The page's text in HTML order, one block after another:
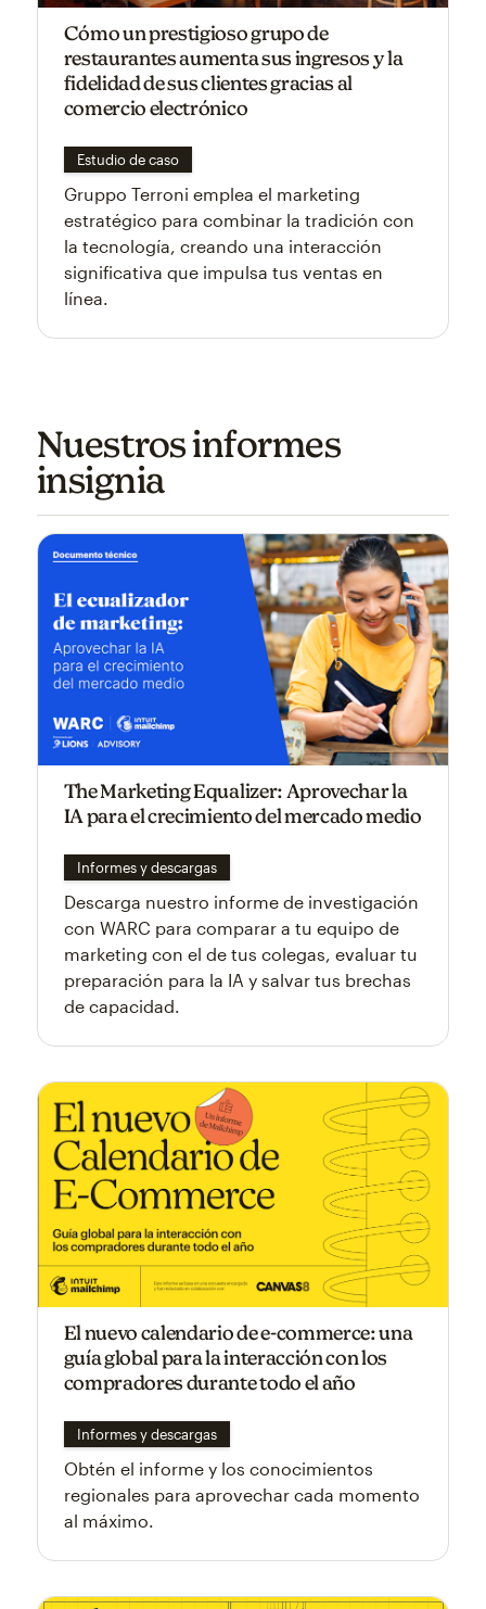
Cómo un prestigioso grupo de
restaurantes aumenta sus ingresos y la
fidelidad de sus clientes gracias al
comercio electrónico
Estudio de caso
Gruppo Terroni emplea el marketing
estratégico para combinar la tradición con
la tecnología, creando una interacción
significativa que impulsa tus ventas en
línea.
Nuestros informes
insignia
The Marketing Equalizer: Aprovechar la
IA para el crecimiento del mercado medio
Informes y descargas
Descarga nuestro informe de investigación
con WARC para comparar a tu equipo de
marketing con el de tus colegas, evaluar tu
preparación para la IA y salvar tus brechas
de capacidad.
El nuevo calendario de e-commerce: una
guía global para la interacción con los
compradores durante todo el año
Informes y descargas
Obtén el informe y los conocimientos
regionales para aprovechar cada momento
al máximo.